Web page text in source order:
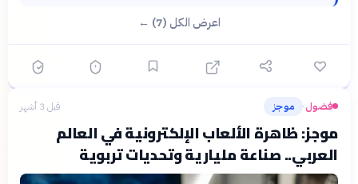
اعرض الكل (7) ←
فضول› موجز قبل 3 أشهر
موجز: ظاهرة الألعاب الإلكترونية في العالم
العربي.. صناعة مليارية وتحديات تربوية